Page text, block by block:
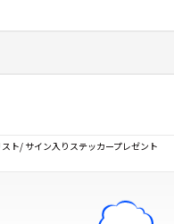
スト/ サイン入りステッカープレゼント